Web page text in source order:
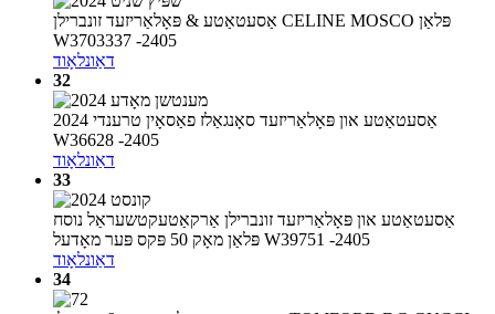
אַסעטאַטע & פּאָלאַריזעד זונברילן CELINE MOSCO פּלאַן
W3703337 -2405
דאַונלאָוד
32
אַסעטאַטע און פּאָלאַריזעד סאָנגאַלז פאַסאָין טרענדי 2024
W36628 -2405
דאַונלאָוד
33
אַסעטאַטע און פּאָלאַריזעד זונברילן אַרקאַטעקטשעראַל נוסח
פּלאַן מאָק 50 פּקס פּער מאָדעל W39751 -2405
דאַונלאָוד
34